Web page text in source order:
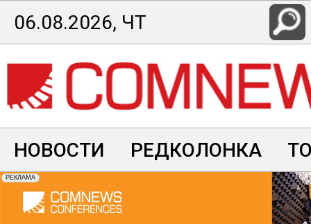
Перейти
к
основному
содержанию
06.08.2026, ЧТ
НОВОСТИ РЕДКОЛОНКА